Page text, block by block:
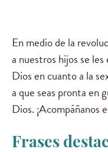
En medio de la
a nuestros hijos se
Dios en cuanto a la
a que seas pronta en
Dios. ¡Acompáñanos
Frases